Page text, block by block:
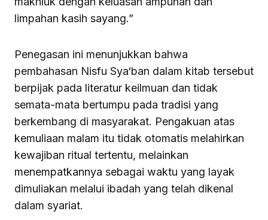
limpahan kasih sayang.”
Penegasan ini menunjukkan bahwa
pembahasan Nisfu Sya‘ban dalam kitab tersebut
berpijak pada literatur keilmuan dan tidak
semata-mata bertumpu pada tradisi yang
berkembang di masyarakat. Pengakuan atas
kemuliaan malam itu tidak otomatis melahirkan
kewajiban ritual tertentu, melainkan
menempatkannya sebagai waktu yang layak
dimuliakan melalui ibadah yang telah dikenal
dalam syariat.